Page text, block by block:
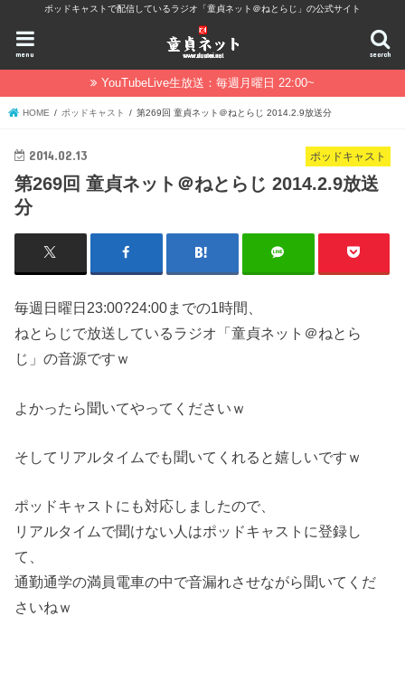
ポッドキャストで配信しているラジオ「童貞ネット＠ねとらじ」の公式サイト
search
menu
YouTubeLive生放送：毎週月曜日 22:00~
HOME ポッドキャスト 第269回 童貞ネット＠ねとらじ 2014.2.9放送分
ポッドキャスト
2014.02.13
第269回 童貞ネット＠ねとらじ 2014.2.9放送
分
毎週日曜日23:00?24:00までの1時間、
ねとらじで放送しているラジオ「童貞ネット＠ねとら
じ」の音源ですｗ
よかったら聞いてやってくださいｗ
そしてリアルタイムでも聞いてくれると嬉しいですｗ
ポッドキャストにも対応しましたので、
リアルタイムで聞けない人はポッドキャストに登録し
て、
通勤通学の満員電車の中で音漏れさせながら聞いてくだ
さいねｗ